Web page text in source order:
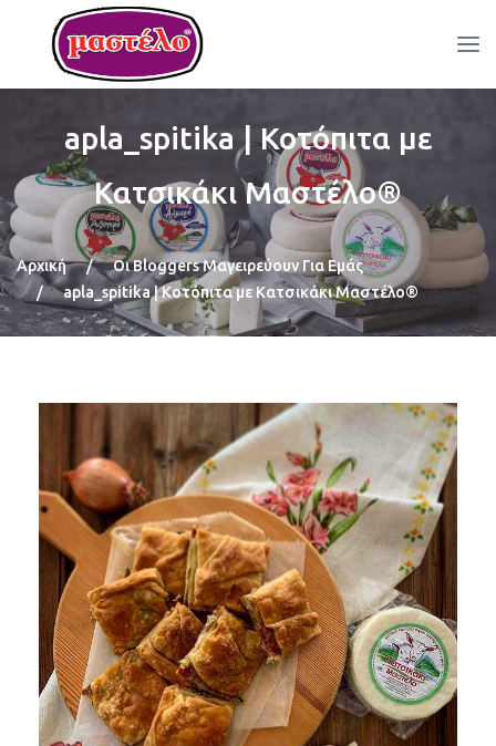
apla_spitika | Κοτόπιτα με
Κατσικάκι Μαστέλο®
Αρχική /
Οι Bloggers Μαγειρεύουν Για Εμάς
/
apla_spitika | Κοτόπιτα με Κατσικάκι Μαστέλο®